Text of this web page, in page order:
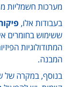
מערכות חשמליות
בעבודות אלו,
ששימוש בחומרים
המתודולוגיות
המבנה.
בנוסף, במקרה של